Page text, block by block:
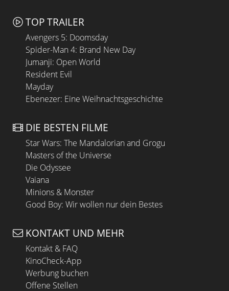
TOP TRAILER
Avengers 5: Doomsday
Spider-Man 4: Brand New Day
Jumanji: Open World
Resident Evil
Mayday
Ebenezer: Eine Weihnachtsgeschichte
DIE BESTEN FILME
Star Wars: The Mandalorian and Grogu
Masters of the Universe
Die Odyssee
Vaiana
Minions & Monster
Good Boy: Wir wollen nur dein Bestes
KONTAKT UND MEHR
Kontakt & FAQ
KinoCheck-App
Werbung buchen
Offene Stellen